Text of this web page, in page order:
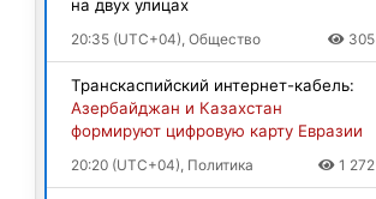
на двух улицах
20:35 (UTC+04), Общество 305
Транскаспийский интернет-кабель:
Азербайджан и Казахстан
формируют цифровую карту Евразии
20:20 (UTC+04), Политика 1 272